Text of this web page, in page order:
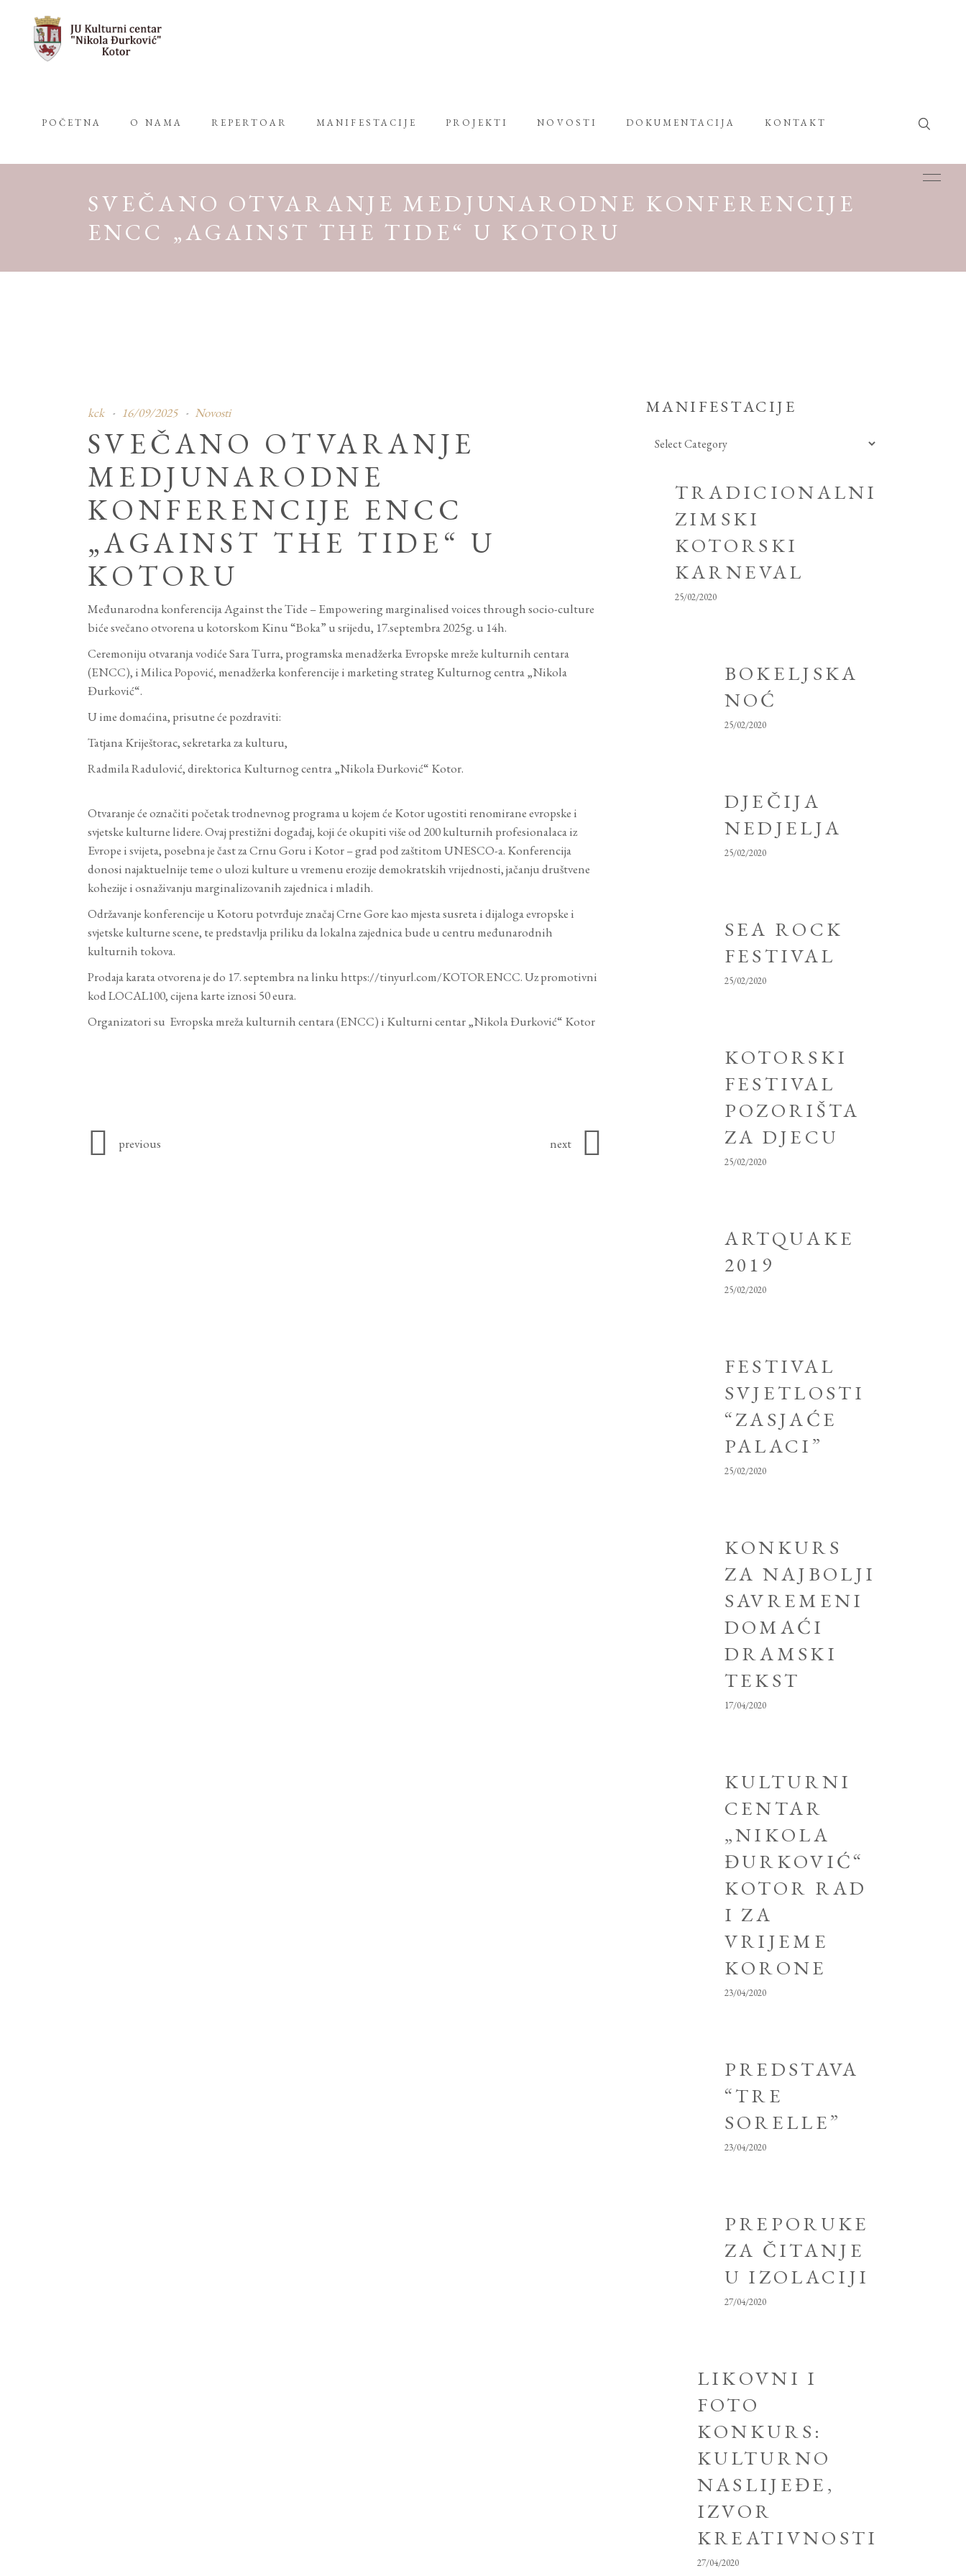
POČETNA O NAMA REPERTOAR MANIFESTACIJE PROJEKTI NOVOSTI DOKUMENTACIJA KONTAKT
SVEČANO OTVARANJE MEDJUNARODNE KONFERENCIJE
ENCC „AGAINST THE TIDE“ U KOTORU
kck 16/09/2025 Novosti
SVEČANO OTVARANJE
MEDJUNARODNE
KONFERENCIJE ENCC
„AGAINST THE TIDE“ U
KOTORU
Međunarodna konferencija Against the Tide – Empowering marginalised voices through socio-culture
biće svečano otvorena u kotorskom Kinu “Boka” u srijedu, 17.septembra 2025g. u 14h.
Ceremoniju otvaranja vodiće Sara Turra, programska menadžerka Evropske mreže kulturnih centara
(ENCC), i Milica Popović, menadžerka konferencije i marketing strateg Kulturnog centra „Nikola
Đurković“.
U ime domaćina, prisutne će pozdraviti:
Tatjana Kriještorac, sekretarka za kulturu,
Radmila Radulović, direktorica Kulturnog centra „Nikola Đurković“ Kotor.
Otvaranje će označiti početak trodnevnog programa u kojem će Kotor ugostiti renomirane evropske i
svjetske kulturne lidere. Ovaj prestižni događaj, koji će okupiti više od 200 kulturnih profesionalaca iz
Evrope i svijeta, posebna je čast za Crnu Goru i Kotor – grad pod zaštitom UNESCO-a. Konferencija
donosi najaktuelnije teme o ulozi kulture u vremenu erozije demokratskih vrijednosti, jačanju društvene
kohezije i osnaživanju marginalizovanih zajednica i mladih.
Održavanje konferencije u Kotoru potvrđuje značaj Crne Gore kao mjesta susreta i dijaloga evropske i
svjetske kulturne scene, te predstavlja priliku da lokalna zajednica bude u centru međunarodnih
kulturnih tokova.
Prodaja karata otvorena je do 17. septembra na linku https://tinyurl.com/KOTORENCC. Uz promotivni
kod LOCAL100, cijena karte iznosi 50 eura.
Organizatori su Evropska mreža kulturnih centara (ENCC) i Kulturni centar „Nikola Đurković“ Kotor
previous next
MANIFESTACIJE
TRADICIONALNI
ZIMSKI
KOTORSKI
KARNEVAL
25/02/2020
BOKELJSKA
NOĆ
25/02/2020
DJEČIJA
NEDJELJA
25/02/2020
SEA ROCK
FESTIVAL
25/02/2020
KOTORSKI
FESTIVAL
POZORIŠTA
ZA DJECU
25/02/2020
ARTQUAKE
2019
25/02/2020
FESTIVAL
SVJETLOSTI
“ZASJAĆE
PALACI”
25/02/2020
KONKURS
ZA NAJBOLJI
SAVREMENI
DOMAĆI
DRAMSKI
TEKST
17/04/2020
KULTURNI
CENTAR
„NIKOLA
ĐURKOVIĆ“
KOTOR RAD
I ZA
VRIJEME
KORONE
23/04/2020
PREDSTAVA
“TRE
SORELLE”
23/04/2020
PREPORUKE
ZA ČITANJE
U IZOLACIJI
27/04/2020
LIKOVNI I
FOTO
KONKURS:
KULTURNO
NASLIJEĐE,
IZVOR
KREATIVNOSTI
27/04/2020